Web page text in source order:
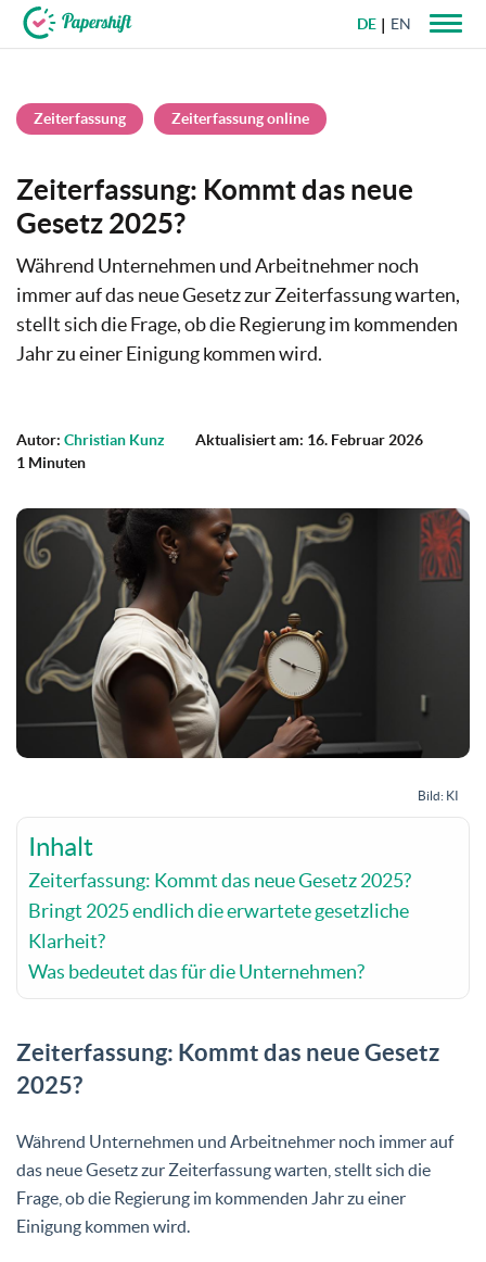
DE EN
Zeiterfassung Zeiterfassung online
Zeiterfassung: Kommt das neue
Gesetz 2025?
Während Unternehmen und Arbeitnehmer noch
immer auf das neue Gesetz zur Zeiterfassung warten,
stellt sich die Frage, ob die Regierung im kommenden
Jahr zu einer Einigung kommen wird.
Autor: Christian Kunz
Aktualisiert am: 16. Februar 2026
1 Minuten
Bild: KI
Inhalt
Zeiterfassung: Kommt das neue Gesetz 2025?
Bringt 2025 endlich die erwartete gesetzliche
Klarheit?
Was bedeutet das für die Unternehmen?
Zeiterfassung: Kommt das neue Gesetz
2025?
Während Unternehmen und Arbeitnehmer noch immer auf
das neue Gesetz zur Zeiterfassung warten, stellt sich die
Frage, ob die Regierung im kommenden Jahr zu einer
Einigung kommen wird.